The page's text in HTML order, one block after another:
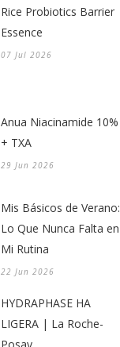
Rice Probiotics Barrier
Essence
07 Jul 2026
Anua Niacinamide 10%
+ TXA
29 Jun 2026
Mis Básicos de Verano:
Lo Que Nunca Falta en
Mi Rutina
22 Jun 2026
HYDRAPHASE HA
LIGERA | La Roche-
Posay